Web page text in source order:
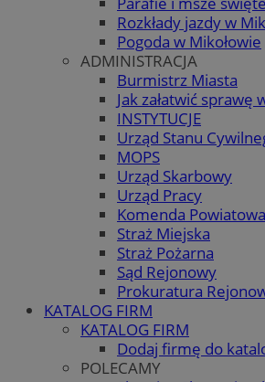
Rozkłady jazdy w
Pogoda w Mikołowie
ADMINISTRACJA
Burmistrz Miasta
Jak załatwić sprawę
INSTYTUCJE
Urząd Stanu
MOPS
Urząd Skarbowy
Urząd Pracy
Komenda
Straż Miejska
Straż Pożarna
Sąd Rejonowy
Prokuratura
KATALOG FIRM
KATALOG FIRM
Dodaj firmę do
POLECAMY